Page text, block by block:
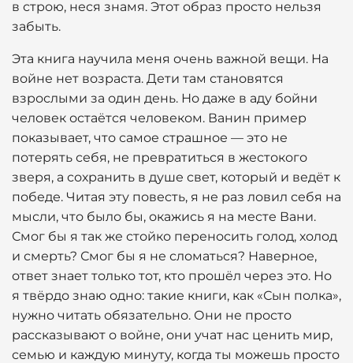
в строю, неся знамя. Этот образ просто нельзя
забыть.
Эта книга научила меня очень важной вещи. На
войне нет возраста. Дети там становятся
взрослыми за один день. Но даже в аду бойни
человек остаётся человеком. Ванин пример
показывает, что самое страшное — это не
потерять себя, не превратиться в жестокого
зверя, а сохранить в душе свет, который и ведёт к
победе. Читая эту повесть, я не раз ловил себя на
мысли, что было бы, окажись я на месте Вани.
Смог бы я так же стойко переносить голод, холод
и смерть? Смог бы я не сломаться? Наверное,
ответ знает только тот, кто прошёл через это. Но
я твёрдо знаю одно: такие книги, как «Сын полка»,
нужно читать обязательно. Они не просто
рассказывают о войне, они учат нас ценить мир,
семью и каждую минуту, когда ты можешь просто